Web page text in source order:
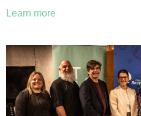
Learn more